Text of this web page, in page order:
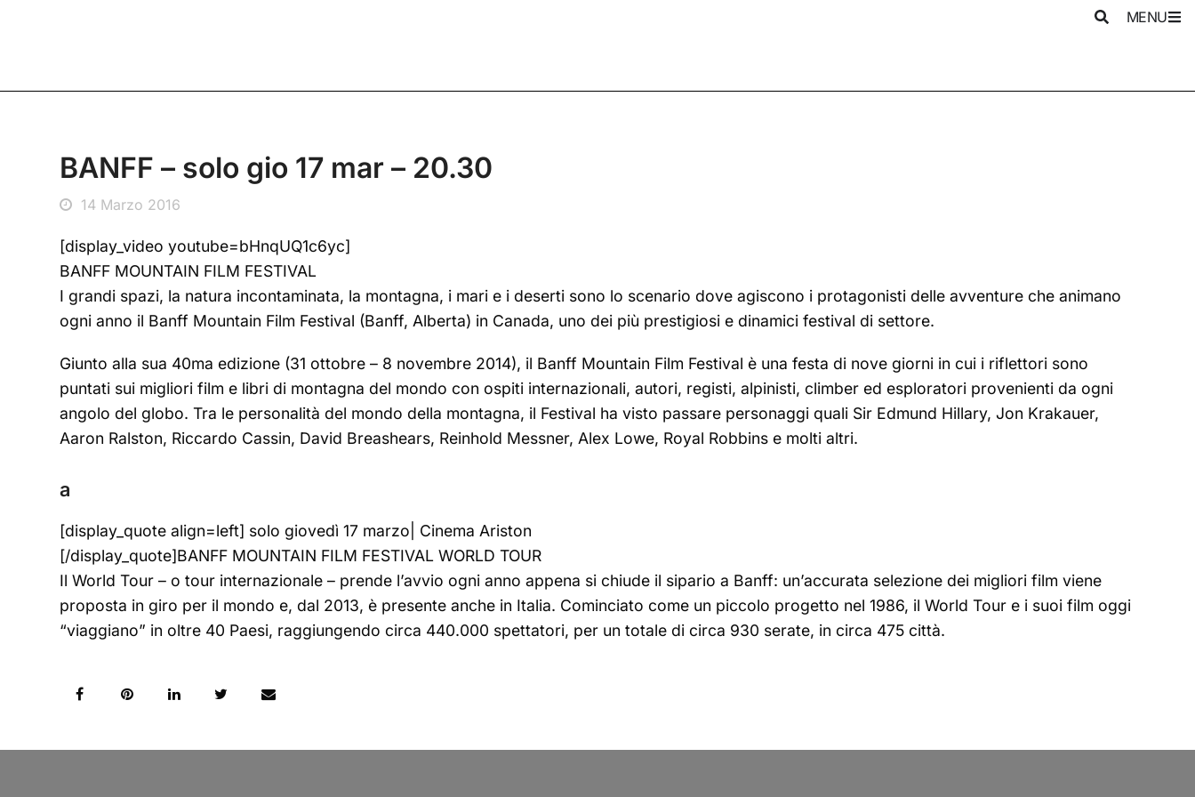
MENU
BANFF – solo gio 17 mar – 20.30
14 Marzo 2016
[display_video youtube=bHnqUQ1c6yc]
BANFF MOUNTAIN FILM FESTIVAL
I grandi spazi, la natura incontaminata, la montagna, i mari e i deserti sono lo scenario dove agiscono i protagonisti delle avventure che animano
ogni anno il Banff Mountain Film Festival (Banff, Alberta) in Canada, uno dei più prestigiosi e dinamici festival di settore.
Giunto alla sua 40ma edizione (31 ottobre – 8 novembre 2014), il Banff Mountain Film Festival è una festa di nove giorni in cui i riflettori sono
puntati sui migliori film e libri di montagna del mondo con ospiti internazionali, autori, registi, alpinisti, climber ed esploratori provenienti da ogni
angolo del globo. Tra le personalità del mondo della montagna, il Festival ha visto passare personaggi quali Sir Edmund Hillary, Jon Krakauer,
Aaron Ralston, Riccardo Cassin, David Breashears, Reinhold Messner, Alex Lowe, Royal Robbins e molti altri.
a
[display_quote align=left] solo giovedì 17 marzo| Cinema Ariston
[/display_quote]BANFF MOUNTAIN FILM FESTIVAL WORLD TOUR
Il World Tour – o tour internazionale – prende l’avvio ogni anno appena si chiude il sipario a Banff: un’accurata selezione dei migliori film viene
proposta in giro per il mondo e, dal 2013, è presente anche in Italia. Cominciato come un piccolo progetto nel 1986, il World Tour e i suoi film oggi
“viaggiano” in oltre 40 Paesi, raggiungendo circa 440.000 spettatori, per un totale di circa 930 serate, in circa 475 città.